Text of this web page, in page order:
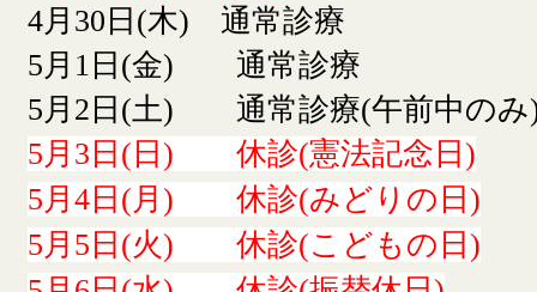
4月30日(木) 通常診療
5月1日(金) 通常診療
5月2日(土) 通常診療(午前中のみ
5月3日(日) 休診(憲法記念日)
5月4日(月) 休診(みどりの日)
5月5日(火) 休診(こどもの日)